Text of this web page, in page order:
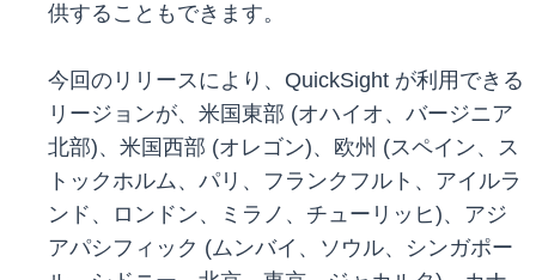
供することもできます。
今回のリリースにより、QuickSight が利用できる
リージョンが、米国東部 (オハイオ、バージニア
北部)、米国西部 (オレゴン)、欧州 (スペイン、ス
トックホルム、パリ、フランクフルト、アイルラ
ンド、ロンドン、ミラノ、チューリッヒ)、アジ
アパシフィック (ムンバイ、ソウル、シンガポー